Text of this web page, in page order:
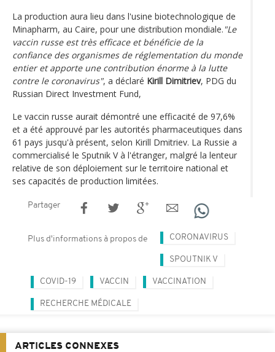
La production aura lieu dans l'usine biotechnologique de
Minapharm, au Caire, pour une distribution mondiale. "Le
vaccin russe est très efficace et bénéficie de la
confiance des organismes de réglementation du monde
entier et apporte une contribution énorme à la lutte
contre le coronavirus", a déclaré Kirill Dimitriev, PDG du
Russian Direct Investment Fund,
Le vaccin russe aurait démontré une efficacité de 97,6%
et a été approuvé par les autorités pharmaceutiques dans
61 pays jusqu'à présent, selon Kirill Dmitriev. La Russie a
commercialisé le Sputnik V à l'étranger, malgré la lenteur
relative de son déploiement sur le territoire national et
ses capacités de production limitées.
Partager
Plus d'informations à propos de CORONAVIRUS
SPOUTNIK V
COVID-19 VACCIN VACCINATION
RECHERCHE MÉDICALE
ARTICLES CONNEXES